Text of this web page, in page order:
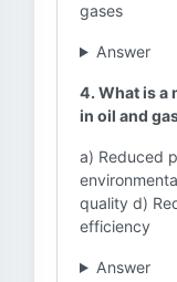
gases
Answer
4. What is a
in oil and
a) Reduced
quality d)
efficiency
Answer